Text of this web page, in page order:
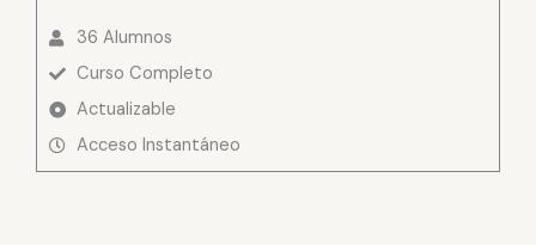
$600.
$17.
con
el
Dinero
Begoña
36 Alumnos
Curso Completo
Actualizable
Acceso Instantáneo